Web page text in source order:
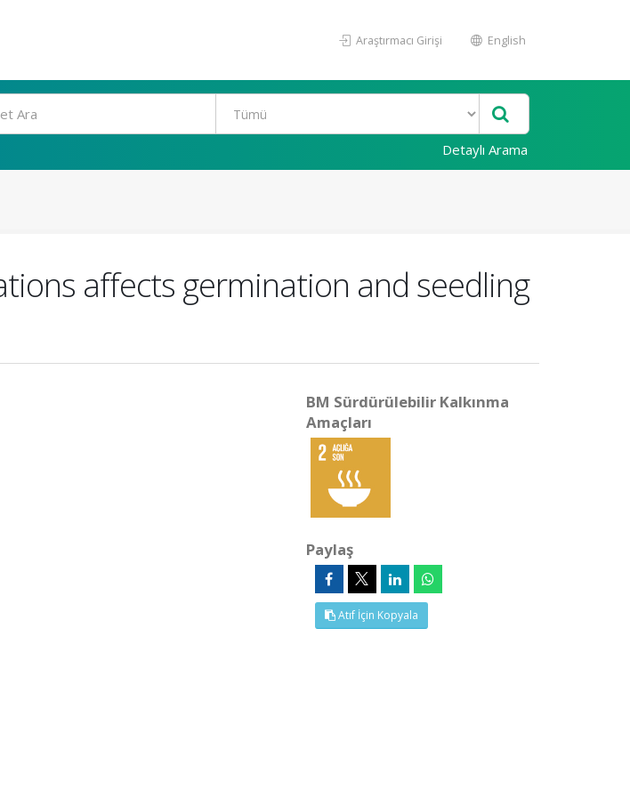
Araştırmacı Girişi English
Detaylı Arama
affects germination and seedling
BM Sürdürülebilir Kalkınma
Amaçları
Paylaş
Atıf İçin Kopyala